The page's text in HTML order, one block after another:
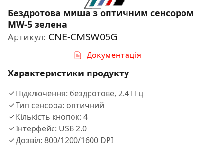
Бездротова миша з оптичним сенсором
MW-5 зелена
Артикул: CNE-CMSW05G
Документація
Характеристики продукту
Підключення: бездротове, 2.4 ГГц
Тип сенсора: оптичний
Кількість кнопок: 4
Інтерфейс: USB 2.0
Дозвіл: 800/1200/1600 DPI